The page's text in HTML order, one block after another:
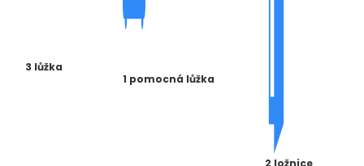
3 lůžka
1 pomocná lůžka
2 ložnice